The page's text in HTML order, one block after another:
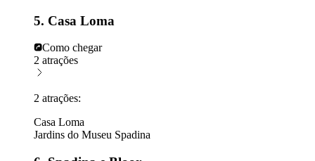
5. Casa Loma
Como chegar
2 atrações
2 atrações:
Casa Loma
Jardins do Museu Spadina